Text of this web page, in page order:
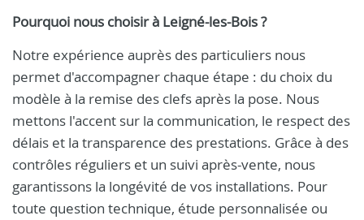
Pourquoi nous choisir à Leigné-les-Bois ?
Notre expérience auprès des particuliers nous
permet d'accompagner chaque étape : du choix du
modèle à la remise des clefs après la pose. Nous
mettons l'accent sur la communication, le respect des
délais et la transparence des prestations. Grâce à des
contrôles réguliers et un suivi après-vente, nous
garantissons la longévité de vos installations. Pour
toute question technique, étude personnalisée ou